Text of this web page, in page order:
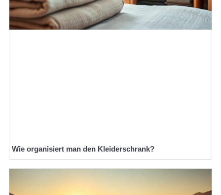
Wie organisiert man den Kleiderschrank?